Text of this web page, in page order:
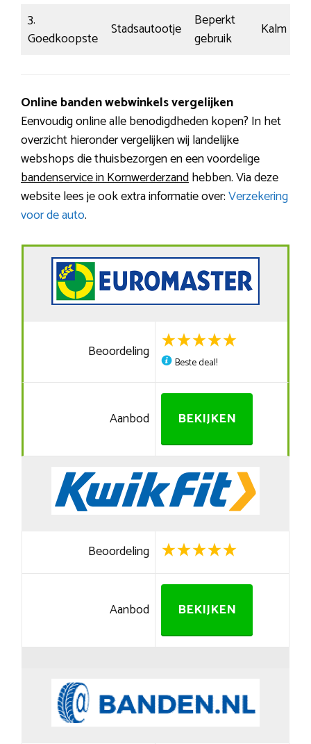
3.
Goedkoopste
Stadsautootje
Beperkt
gebruik
Kalm
Online banden webwinkels vergelijken
Eenvoudig online alle benodigdheden kopen? In het
overzicht hieronder vergelijken wij landelijke
webshops die thuisbezorgen en een voordelige
bandenservice in Kornwerderzandhebben. Via deze
website lees je ook extra informatie over:Verzekering
voor de auto.
Beoordeling
Beste deal!
Aanbod BEKIJKEN
Beoordeling
Aanbod BEKIJKEN